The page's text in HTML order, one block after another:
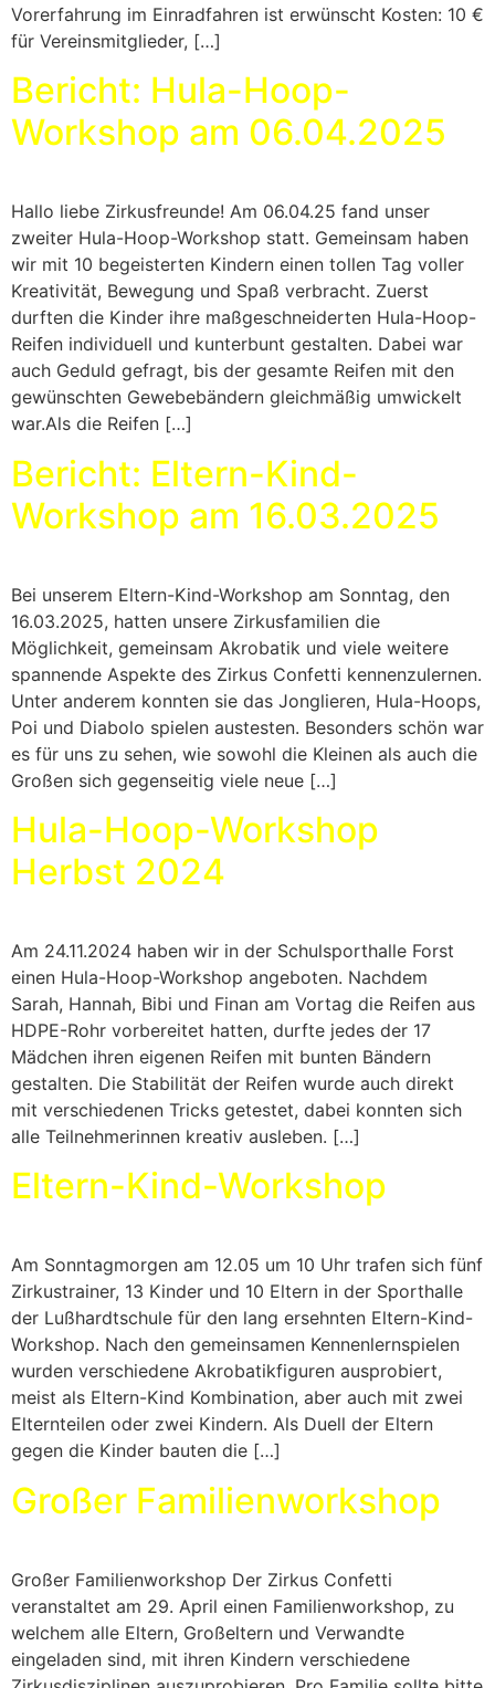
Vorerfahrung im Einradfahren ist erwünscht Kosten: 10 €
für Vereinsmitglieder, […]
Bericht: Hula-Hoop-
Workshop am 06.04.2025
Hallo liebe Zirkusfreunde! Am 06.04.25 fand unser
zweiter Hula-Hoop-Workshop statt. Gemeinsam haben
wir mit 10 begeisterten Kindern einen tollen Tag voller
Kreativität, Bewegung und Spaß verbracht. Zuerst
durften die Kinder ihre maßgeschneiderten Hula-Hoop-
Reifen individuell und kunterbunt gestalten. Dabei war
auch Geduld gefragt, bis der gesamte Reifen mit den
gewünschten Gewebebändern gleichmäßig umwickelt
war.Als die Reifen […]
Bericht: Eltern-Kind-
Workshop am 16.03.2025
Bei unserem Eltern-Kind-Workshop am Sonntag, den
16.03.2025, hatten unsere Zirkusfamilien die
Möglichkeit, gemeinsam Akrobatik und viele weitere
spannende Aspekte des Zirkus Confetti kennenzulernen.
Unter anderem konnten sie das Jonglieren, Hula-Hoops,
Poi und Diabolo spielen austesten. Besonders schön war
es für uns zu sehen, wie sowohl die Kleinen als auch die
Großen sich gegenseitig viele neue […]
Hula-Hoop-Workshop
Herbst 2024
Am 24.11.2024 haben wir in der Schulsporthalle Forst
einen Hula-Hoop-Workshop angeboten. Nachdem
Sarah, Hannah, Bibi und Finan am Vortag die Reifen aus
HDPE-Rohr vorbereitet hatten, durfte jedes der 17
Mädchen ihren eigenen Reifen mit bunten Bändern
gestalten. Die Stabilität der Reifen wurde auch direkt
mit verschiedenen Tricks getestet, dabei konnten sich
alle Teilnehmerinnen kreativ ausleben. […]
Eltern-Kind-Workshop
Am Sonntagmorgen am 12.05 um 10 Uhr trafen sich fünf
Zirkustrainer, 13 Kinder und 10 Eltern in der Sporthalle
der Lußhardtschule für den lang ersehnten Eltern-Kind-
Workshop. Nach den gemeinsamen Kennenlernspielen
wurden verschiedene Akrobatikfiguren ausprobiert,
meist als Eltern-Kind Kombination, aber auch mit zwei
Elternteilen oder zwei Kindern. Als Duell der Eltern
gegen die Kinder bauten die […]
Großer Familienworkshop
Großer Familienworkshop Der Zirkus Confetti
veranstaltet am 29. April einen Familienworkshop, zu
welchem alle Eltern, Großeltern und Verwandte
eingeladen sind, mit ihren Kindern verschiedene